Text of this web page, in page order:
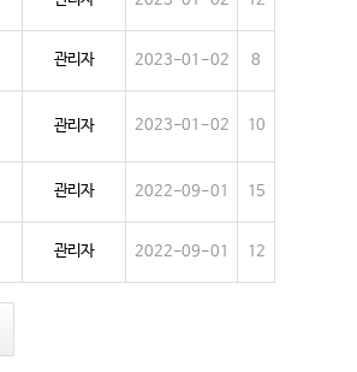
관리자 2023-01-02 8
관리자 2023-01-02 10
관리자 2022-09-01 15
관리자 2022-09-01 12